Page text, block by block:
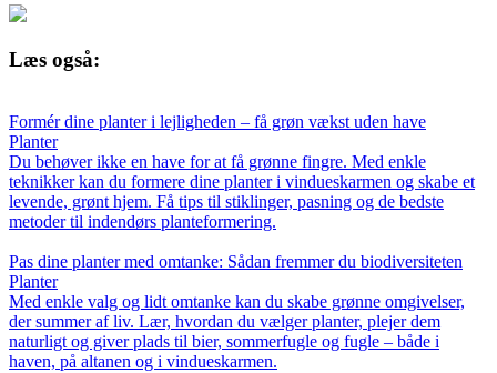
Læs også:
Formér dine planter i lejligheden – få grøn vækst uden have
Planter
Du behøver ikke en have for at få grønne fingre. Med enkle
teknikker kan du formere dine planter i vindueskarmen og skabe et
levende, grønt hjem. Få tips til stiklinger, pasning og de bedste
metoder til indendørs planteformering.
Pas dine planter med omtanke: Sådan fremmer du biodiversiteten
Planter
Med enkle valg og lidt omtanke kan du skabe grønne omgivelser,
der summer af liv. Lær, hvordan du vælger planter, plejer dem
naturligt og giver plads til bier, sommerfugle og fugle – både i
haven, på altanen og i vindueskarmen.